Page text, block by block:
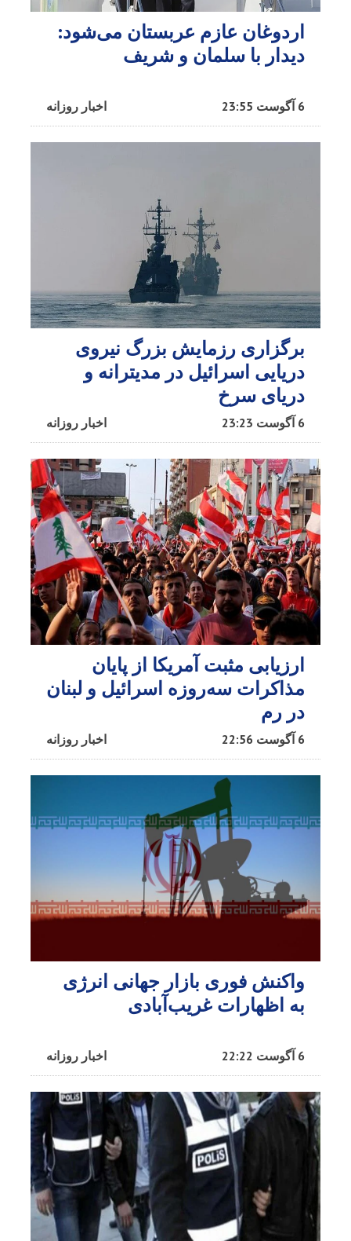
اردوغان عازم عربستان می‌شود:
دیدار با سلمان و شریف
اخبار روزانه 6 آگوست 23:55
برگزاری رزمایش بزرگ نیروی
دریایی اسرائیل در مدیترانه و
دریای سرخ​
اخبار روزانه 6 آگوست 23:23
ارزیابی مثبت آمریکا از پایان
مذاکرات سه‌روزه اسرائیل و لبنان
در رم
اخبار روزانه 6 آگوست 22:56
واکنش فوری بازار جهانی انرژی
به اظهارات غریب‌آبادی
اخبار روزانه 6 آگوست 22:22